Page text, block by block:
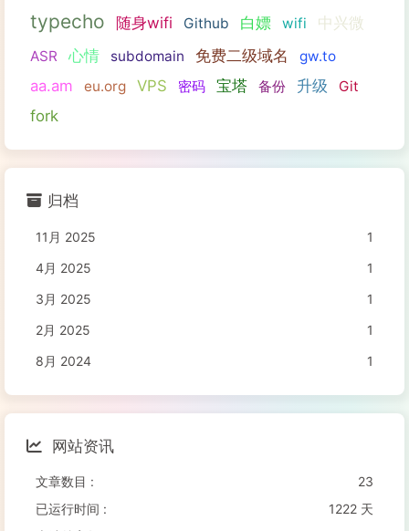
typecho 随身wifi Github 白嫖 wifi 中兴微
ASR 心情 subdomain 免费二级域名 gw.to
aa.am eu.org VPS 密码 宝塔 备份 升级 Git
fork
归档
11月 2025
1
4月 2025
1
3月 2025
1
2月 2025
1
8月 2024
1
网站资讯
文章数目 :
23
已运行时间 :
1222 天